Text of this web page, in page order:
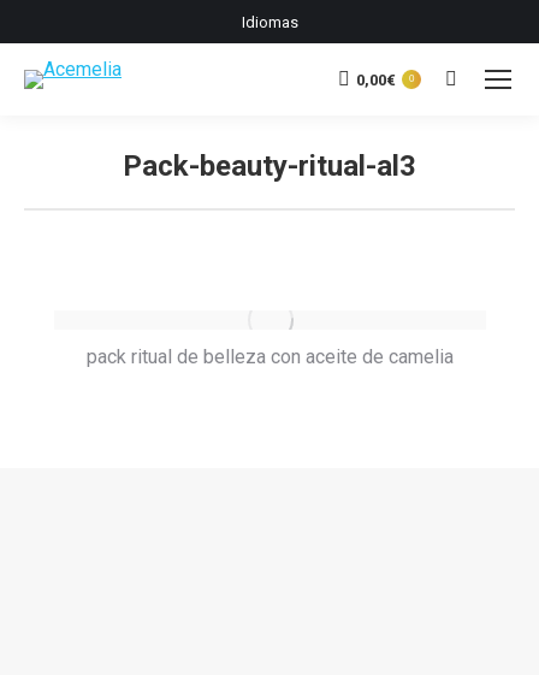
Idiomas
0,00€ 0 Buscar:
Pack-beauty-ritual-al3
pack ritual de belleza con aceite de camelia